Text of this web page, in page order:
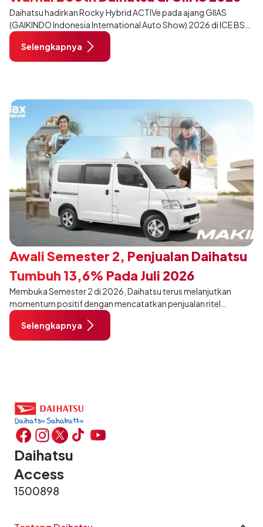
Daihatsu hadirkan Rocky Hybrid ACTIVe pada ajang GIIAS
(GAIKINDO Indonesia International Auto Show) 2026 di ICE BSD
City, Tangerang. Terdapat 2 unit Rocky Hybrid yang
dimodifikasi untuk menghadirkan sarana inspirasi bagi
pengunjung mendukung gaya hidup yang aktif.
Selengkapnya
Awali Semester 2, Penjualan Daihatsu
Tumbuh 13,6% Pada Juli 2026
Membuka Semester 2 di 2026, Daihatsu terus melanjutkan
momentum positif dengan mencatatkan penjualan ritel
sebanyak 12.750 unit pada Juli 2026. Capaian tersebut tumbuh
13,6% dibandingkan periode yang sama tahun lalu sebanyak
11.220 unit, dan tetap stabil dibandingkan bulan Juni 2026 lalu.
Selengkapnya
Daihatsu
Access
1500898